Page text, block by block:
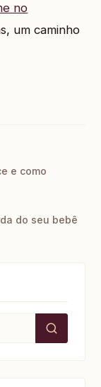
no
um caminho
e como
do seu bebê